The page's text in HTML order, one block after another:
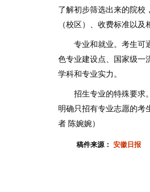
了解初步筛选出来的院校
（校区）、收费标准以及
专业和就业。考生可通
色专业建设点、国家级一
学科和专业实力。
招生专业的特殊要求。
明确只招有专业志愿的考
者 陈婉婉）
稿件来源： 安徽日报